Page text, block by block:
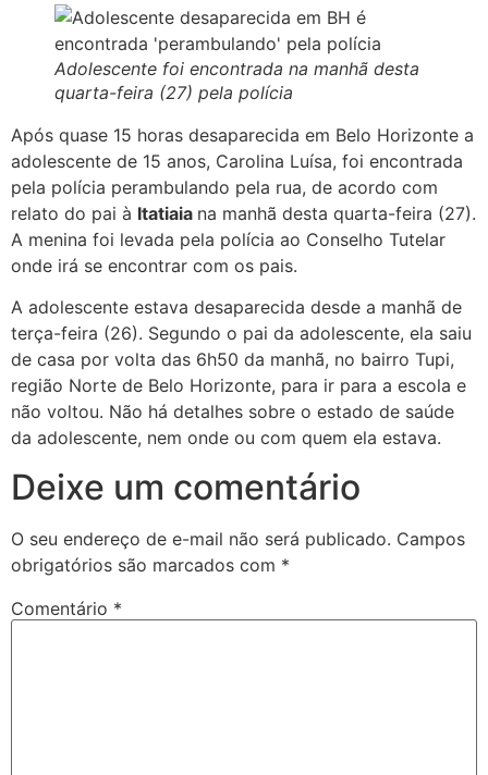
Adolescente foi encontrada na manhã desta
quarta-feira (27) pela polícia
Após quase 15 horas desaparecida em Belo Horizonte a
adolescente de 15 anos, Carolina Luísa, foi encontrada
pela polícia perambulando pela rua, de acordo com
relato do pai à Itatiaia na manhã desta quarta-feira (27).
A menina foi levada pela polícia ao Conselho Tutelar
onde irá se encontrar com os pais.
A adolescente estava desaparecida desde a manhã de
terça-feira (26). Segundo o pai da adolescente, ela saiu
de casa por volta das 6h50 da manhã, no bairro Tupi,
região Norte de Belo Horizonte, para ir para a escola e
não voltou. Não há detalhes sobre o estado de saúde
da adolescente, nem onde ou com quem ela estava.
Deixe um comentário
O seu endereço de e-mail não será publicado. Campos
obrigatórios são marcados com *
Comentário *